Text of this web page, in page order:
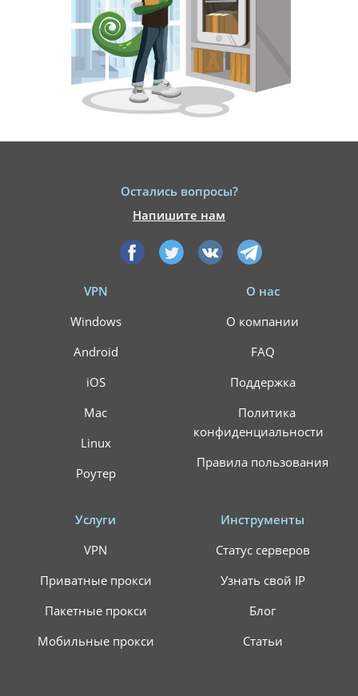
Остались вопросы?
Напишите нам
VPN
Windows
Android
iOS
Mac
Linux
Роутер
О нас
О компании
FAQ
Поддержка
Политика
конфиденциальности
Правила пользования
Услуги
VPN
Приватные прокси
Пакетные прокси
Мобильные прокси
Инструменты
Статус серверов
Узнать свой IP
Блог
Статьи